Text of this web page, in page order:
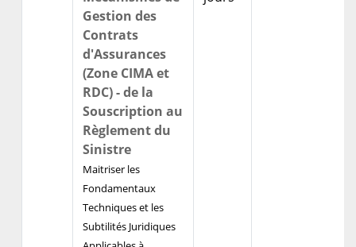
Gestion des
Contrats
d'Assurances
(Zone CIMA et
RDC) - de la
Souscription au
Règlement du
Sinistre
Maitriser les
Fondamentaux
Techniques et les
Subtilités Juridiques